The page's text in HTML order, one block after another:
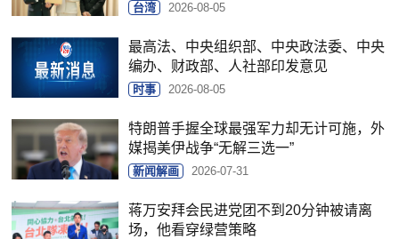
台湾 2026-08-05
最高法、中央组织部、中央政法委、中央
编办、财政部、人社部印发意见
时事 2026-08-05
特朗普手握全球最强军力却无计可施，外
媒揭美伊战争“无解三选一”
新闻解画 2026-07-31
蒋万安拜会民进党团不到20分钟被请离
场，他看穿绿营策略